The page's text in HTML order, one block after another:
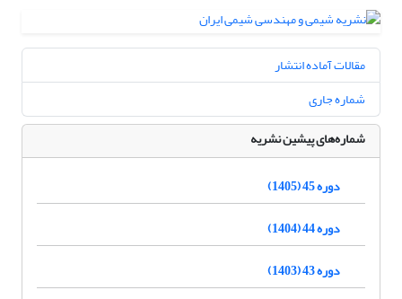
مقالات آماده انتشار
شماره جاری
شماره‌های پیشین نشریه
دوره 45 (1405)
دوره 44 (1404)
دوره 43 (1403)